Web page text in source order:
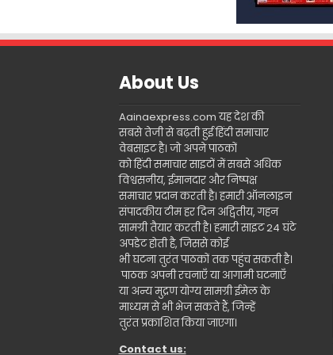
About Us
Aainaexpress.com यह देश की
सबसे तेजी से बढ़ती हुई हिंदी समाचार
वेबसाइट है। जो अपने पाठकों
को हिंदी समाचार साइटों में सबसे अधिक
विश्वसनीय, ईमानदार और निष्पक्ष
समाचार प्रदान करती है। हमारी ऑनलाइन
संपादकीय टीम हर दिन अद्वितीय, गहन
सामग्री तैयार करती है। हमारी साइट 24 घंटे
अपडेट होती है, जिससे कोई
भी घटना तुरंत पाठकों तक पहुंच सकती है।
पाठक अपनी रचनाएँ या आगामी घटनाएँ
या अन्य मुद्रण योग्य सामग्री ईमेल के
माध्यम से भी भेज सकते हैं, जिन्हें
तुरंत प्रकाशित किया जाएगा।
Contact us: